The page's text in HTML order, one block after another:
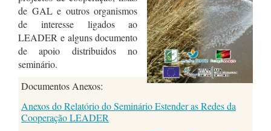
de GAL e outros organismos
de interesse ligados ao
LEADER e alguns documento
de apoio distribuidos no
seminário.
Documentos Anexos:
Anexos do Relatório do Seminário Estender as Redes da
Cooperação LEADER